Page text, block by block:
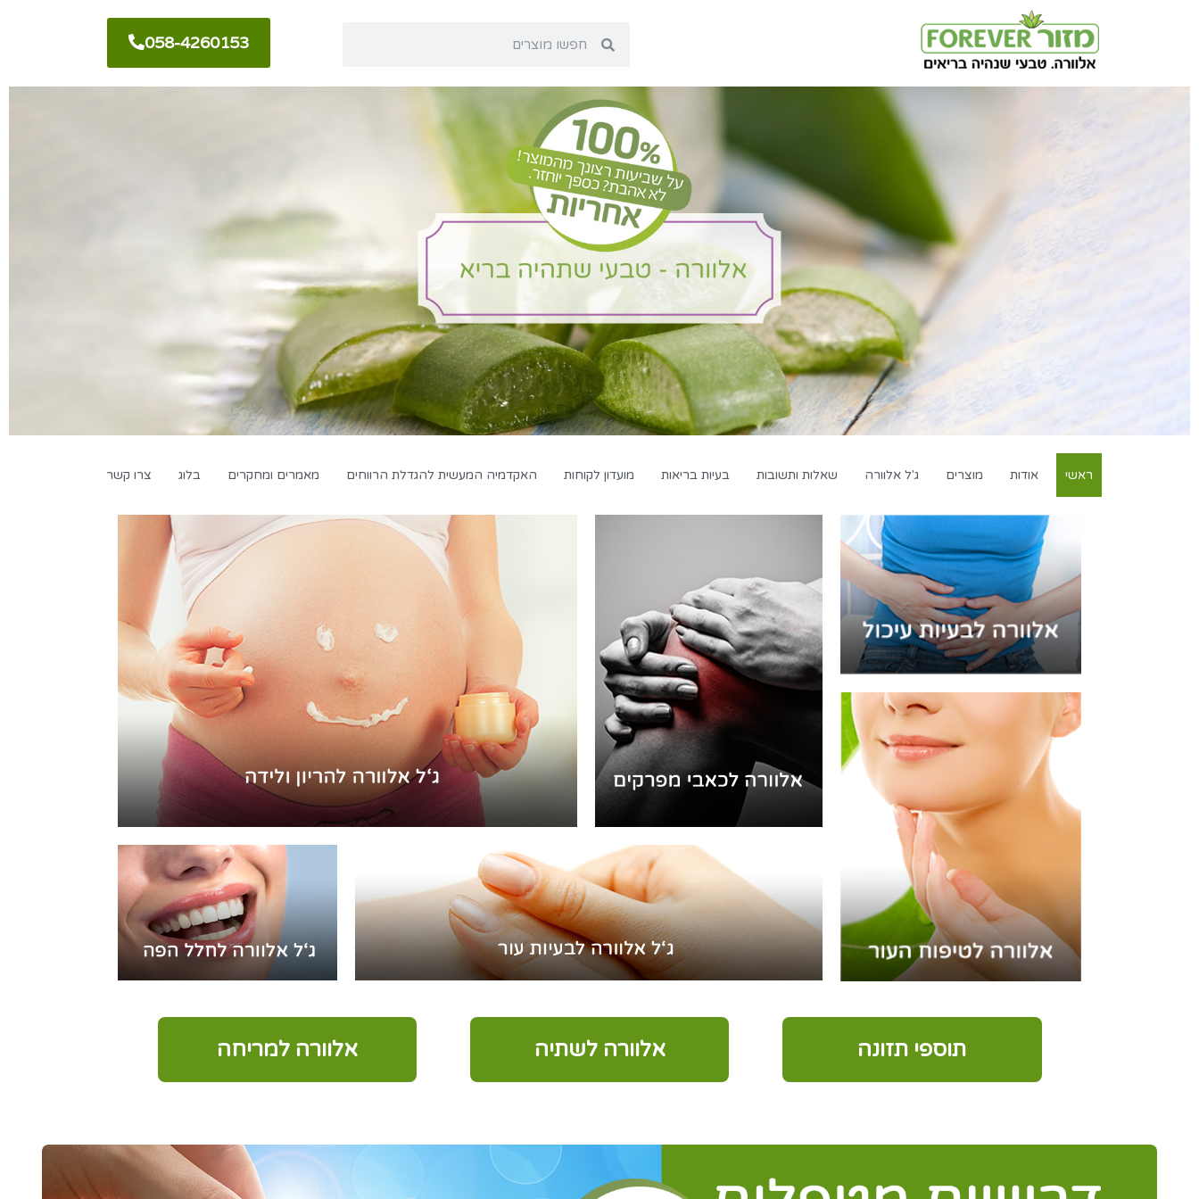
058-4260153
ראשי אודות מוצרים ג'ל אלוורה שאלות ותשובות בעיות בריאות מועדון לקוחות האקדמיה המעשית להגדלת הרווחים מאמרים ומחקרים בלוג צרו קשר
תוספי תזונה אלוורה לשתיה אלוורה למריחה